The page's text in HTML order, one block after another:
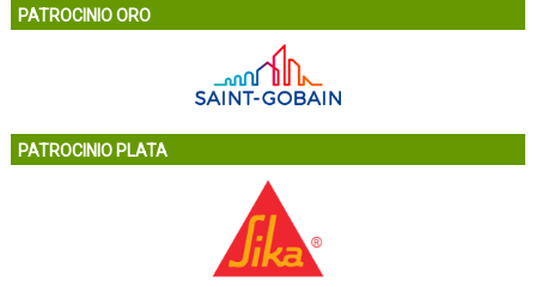
PATROCINIO ORO
PATROCINIO PLATA